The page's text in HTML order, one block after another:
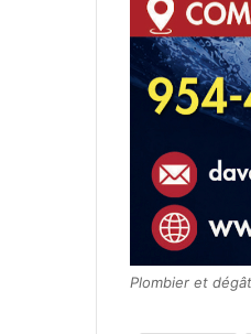
Plombier et